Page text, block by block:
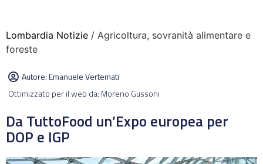
Lombardia Notizie / Agricoltura, sovranità alimentare e
foreste
Autore:Emanuele Vertemati
Ottimizzato per il web da: Moreno Gussoni
Da TuttoFood un’Expo europea per
DOP e IGP